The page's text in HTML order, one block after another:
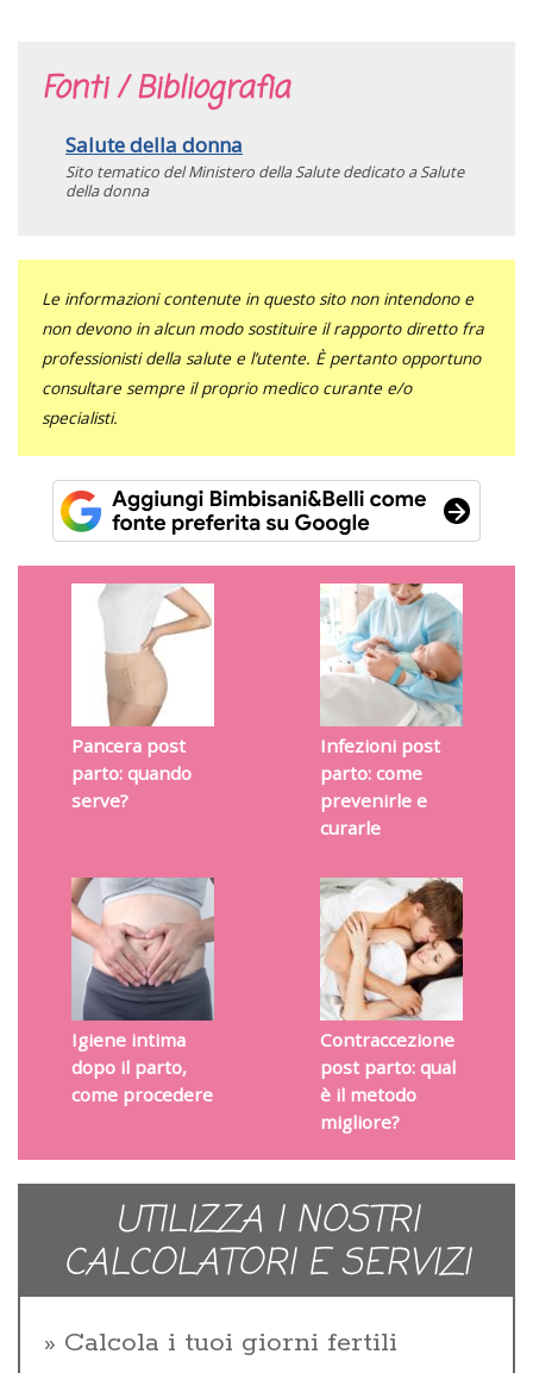
Fonti / Bibliografia
Salute della donna
Sito tematico del Ministero della Salute dedicato a Salute
della donna
Le informazioni contenute in questo sito non intendono e
non devono in alcun modo sostituire il rapporto diretto fra
professionisti della salute e l’utente. È pertanto opportuno
consultare sempre il proprio medico curante e/o
specialisti.
Pancera post
parto: quando
serve?
Infezioni post
parto: come
prevenirle e
curarle
Igiene intima
dopo il parto,
come procedere
Contraccezione
post parto: qual
è il metodo
migliore?
UTILIZZA I NOSTRI
CALCOLATORI E SERVIZI
Calcola i tuoi giorni fertili